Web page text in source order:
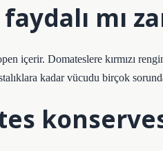
mı
içerir. Domateslere kırmızı
kadar vücudu birçok